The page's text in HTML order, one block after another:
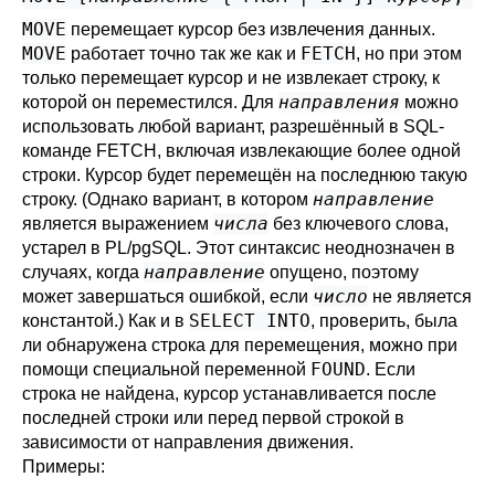
MOVE перемещает курсор без извлечения данных.
MOVE работает точно так же как и FETCH, но при этом
только перемещает курсор и не извлекает строку, к
которой он переместился. Для направления можно
использовать любой вариант, разрешённый в SQL-
команде FETCH , включая извлекающие более одной
строки. Курсор будет перемещён на последнюю такую
строку. (Однако вариант, в котором направление
является выражением числа без ключевого слова,
устарел в PL/pgSQL. Этот синтаксис неоднозначен в
случаях, когда направление опущено, поэтому
может завершаться ошибкой, если число не является
константой.) Как и в SELECT INTO, проверить, была
ли обнаружена строка для перемещения, можно при
помощи специальной переменной FOUND. Если
строка не найдена, курсор устанавливается после
последней строки или перед первой строкой в
зависимости от направления движения.
Примеры: